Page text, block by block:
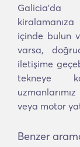
Galicia'da
içinde bulun
varsa,
iletişime
tekneye
veya motor
Benzer